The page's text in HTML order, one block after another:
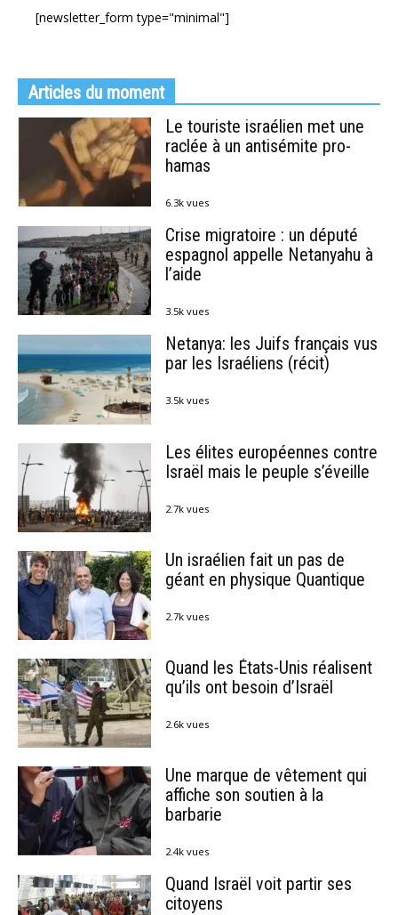
[newsletter_form type="minimal"]
Articles du moment
Le touriste israélien met une
raclée à un antisémite pro-
hamas
6.3k vues
Crise migratoire : un député
espagnol appelle Netanyahu à
l’aide
3.5k vues
Netanya: les Juifs français vus
par les Israéliens (récit)
3.5k vues
Les élites européennes contre
Israël mais le peuple s’éveille
2.7k vues
Un israélien fait un pas de
géant en physique Quantique
2.7k vues
Quand les États-Unis réalisent
qu’ils ont besoin d’Israël
2.6k vues
Une marque de vêtement qui
affiche son soutien à la
barbarie
2.4k vues
Quand Israël voit partir ses
citoyens